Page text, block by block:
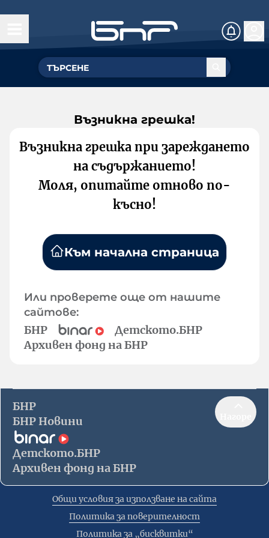
Възникна грешка!
Възникна грешка при зареждането
на съдържанието!
Моля, опитайте отново по-
късно!
Към начална страница
Или проверете още от нашите
сайтове:
БНР
Детското.БНР
Архивен фонд на БНР
БНР
БНР Новини
Детското.БНР
Архивен фонд на БНР
Общи условия за използване на сайта
Политика за поверителност
Политика за „бисквитки“